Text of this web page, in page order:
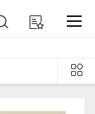
我的购物车
索